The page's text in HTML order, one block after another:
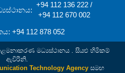
+94 112 136 222 /
+94 112 670 002
+94 112 878 052
මධ්‍යස්ථානය . සියළු හිමිකම්
ඇවිරිනි.
Technology Agencyසමඟ